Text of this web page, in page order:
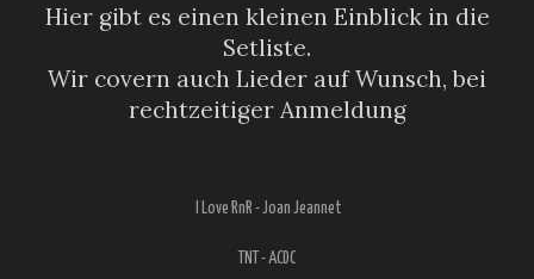
Hier gibt es einen kleinen Einblick in die
Setliste.
Wir covern auch Lieder auf Wunsch, bei
rechtzeitiger Anmeldung
I Love RnR - Joan Jeannet
TNT - ACDC